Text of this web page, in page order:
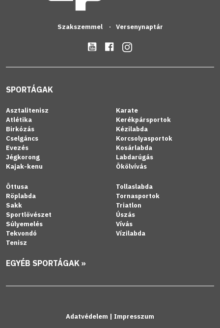
Szakszemmel Versenynaptár
SPORTÁGAK
Asztalitenisz
Atlétika
Birkózás
Cselgáncs
Evezés
Jégkorong
Kajak-kenu
Karate
Kerékpársportok
Kézilabda
Korcsolyasportok
Kosárlabda
Labdarúgás
Ökölvívás
Öttusa
Röplabda
Sakk
Sportlövészet
Súlyemelés
Tekvondó
Tenisz
Tollaslabda
Tornasportok
Triatlon
Úszás
Vívás
Vízilabda
EGYÉB SPORTÁGAK »
Adatvédelem | Impresszum